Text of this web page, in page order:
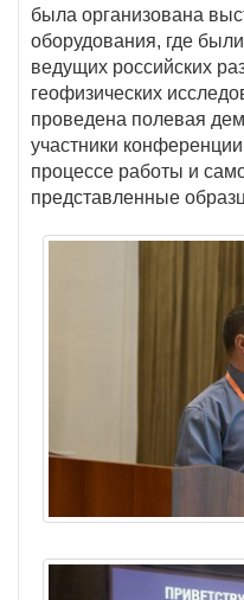
была организована
оборудования, где
ведущих российских
геофизических
проведена полевая
участники
процессе работы и
представленные